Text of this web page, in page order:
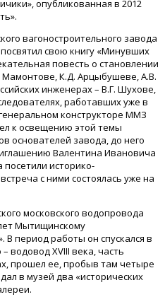
опубликованная в 2012
вагоностроительного завода
свою книгу «Минувших
повесть о становлении
Мамонтове, К.Д. Арцыбушеве, А.В.
инженерах – В.Г. Шухове,
работавших уже в
конструкторе ММЗ
к освещению этой темы
основателей завода, до него
Валентина Ивановича
посетили историко-
с ними состоялась уже на
московского водопровода
Мытищинскому
В период работы он спускался в
водовод XVIII века, часть
прошел ее, пробыв там четыре
в музей два «исторических